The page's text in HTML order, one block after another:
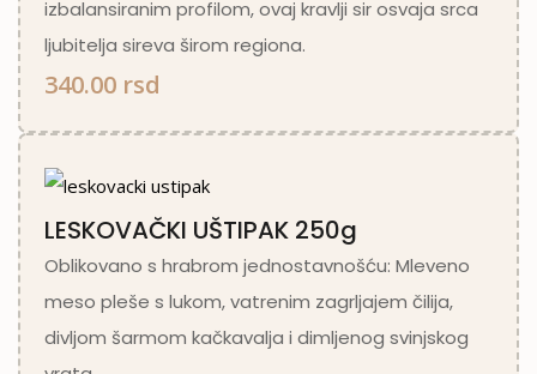
izbalansiranim profilom, ovaj kravlji sir osvaja srca
ljubitelja sireva širom regiona.
340.00 rsd
LESKOVAČKI UŠTIPAK 250g
Oblikovano s hrabrom jednostavnošću: Mleveno
meso pleše s lukom, vatrenim zagrljajem čilija,
divljom šarmom kačkavalja i dimljenog svinjskog